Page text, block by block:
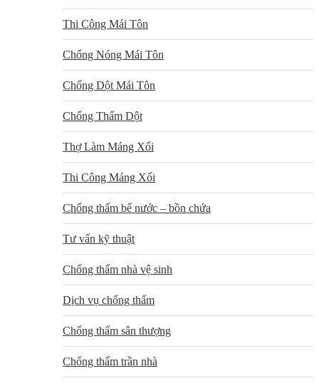
Thi Công Mái Tôn
Chống Nóng Mái Tôn
Chống Dột Mái Tôn
Chống Thấm Dột
Thợ Làm Máng Xối
Thi Công Máng Xối
Chống thấm bể nước – bồn chứa
Tư vấn kỹ thuật
Chống thấm nhà vệ sinh
Dịch vụ chống thấm
Chống thấm sân thượng
Chống thấm trần nhà